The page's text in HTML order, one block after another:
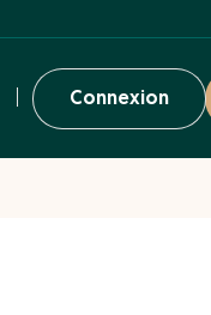
Connexion